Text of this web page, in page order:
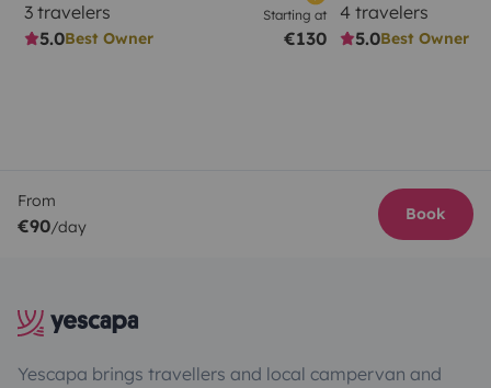
3 travelers
5.0Best Owner
Starting at
€130
4 travelers
5.0Best Owner
From
€90/day
Book
Yescapa brings travellers and local campervan and